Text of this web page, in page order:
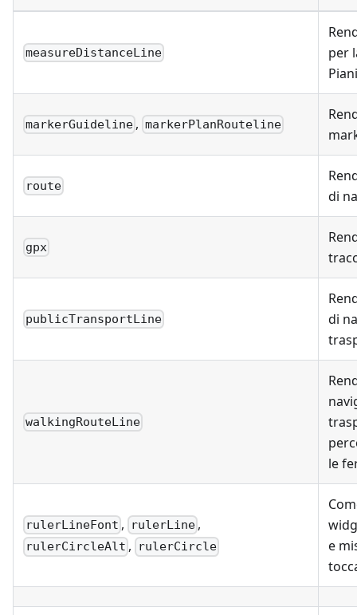
measureDistanceLine
per
markerGuideline , markerPlanRouteline
route
di
gpx
publicTransportLine
di
walkingRouteLine
le
rulerLineFont , rulerLine,
rulerCircleAlt , rulerCircle
e